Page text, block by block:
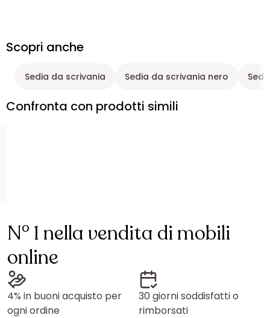
Scopri anche
Sedia da scrivania Sedia da scrivania nero
Confronta con prodotti simili
N° 1 nella vendita di mobili
online
4% in buoni acquisto per
ogni ordine
30 giorni soddisfatti o
rimborsati